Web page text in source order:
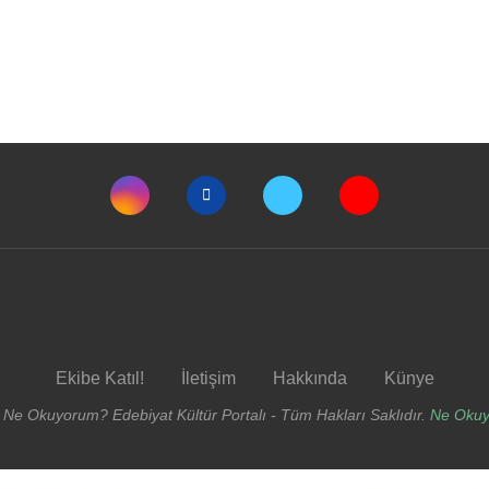
Ekibe Katıl! İletişim Hakkında Künye
Okuyorum? Edebiyat Kültür Portalı - Tüm Hakları Saklıdır. Ne